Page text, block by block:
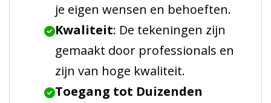
je eigen wensen en behoeften.
Kwaliteit: De tekeningen zijn
gemaakt door professionals en
zijn van hoge kwaliteit.
Toegang tot Duizenden